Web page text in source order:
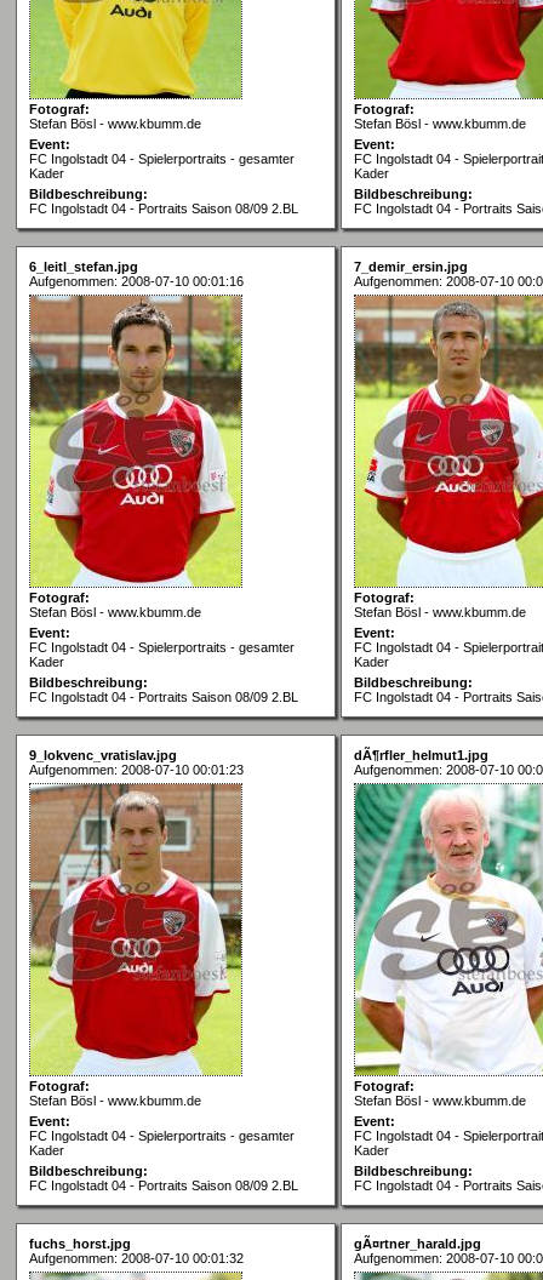
Fotograf:
Stefan Bösl - www.kbumm.de
Event:
FC Ingolstadt 04 - Spielerportraits - gesamter
Kader
Bildbeschreibung:
FC Ingolstadt 04 - Portraits Saison 08/09 2.BL
Fotograf:
Stefan Bösl - www.kbumm.de
Event:
FC Ingolstadt 04 -
Kader
Bildbeschreibung:
FC Ingolstadt 04 - Portraits
6_leitl_stefan.jpg
Aufgenommen: 2008-07-10 00:01:16
Fotograf:
Stefan Bösl - www.kbumm.de
Event:
FC Ingolstadt 04 - Spielerportraits - gesamter
Kader
Bildbeschreibung:
FC Ingolstadt 04 - Portraits Saison 08/09 2.BL
7_demir_ersin.jpg
Aufgenommen: 2008-07-10
Fotograf:
Stefan Bösl - www.kbumm.de
Event:
FC Ingolstadt 04 -
Kader
Bildbeschreibung:
FC Ingolstadt 04 - Portraits
9_lokvenc_vratislav.jpg
Aufgenommen: 2008-07-10 00:01:23
Fotograf:
Stefan Bösl - www.kbumm.de
Event:
FC Ingolstadt 04 - Spielerportraits - gesamter
Kader
Bildbeschreibung:
FC Ingolstadt 04 - Portraits Saison 08/09 2.BL
dÃ¶rfler_helmut1.jpg
Aufgenommen: 2008-07-10
Fotograf:
Stefan Bösl - www.kbumm.de
Event:
FC Ingolstadt 04 -
Kader
Bildbeschreibung:
FC Ingolstadt 04 - Portraits
fuchs_horst.jpg
Aufgenommen: 2008-07-10 00:01:32
gÃ¤rtner_harald.jpg
Aufgenommen: 2008-07-10